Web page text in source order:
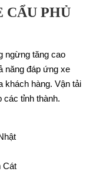
CẨU PHỦ
ngừng tăng cao
năng đáp ứng xe
khách hàng. Vận tải
các tỉnh thành.
Cát